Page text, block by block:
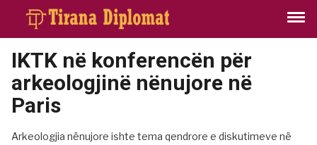
IKTK në konferencën për
arkeologjinë nënujore në
Paris
Arkeologjia nënujore ishte tema qendrore e diskutimeve në